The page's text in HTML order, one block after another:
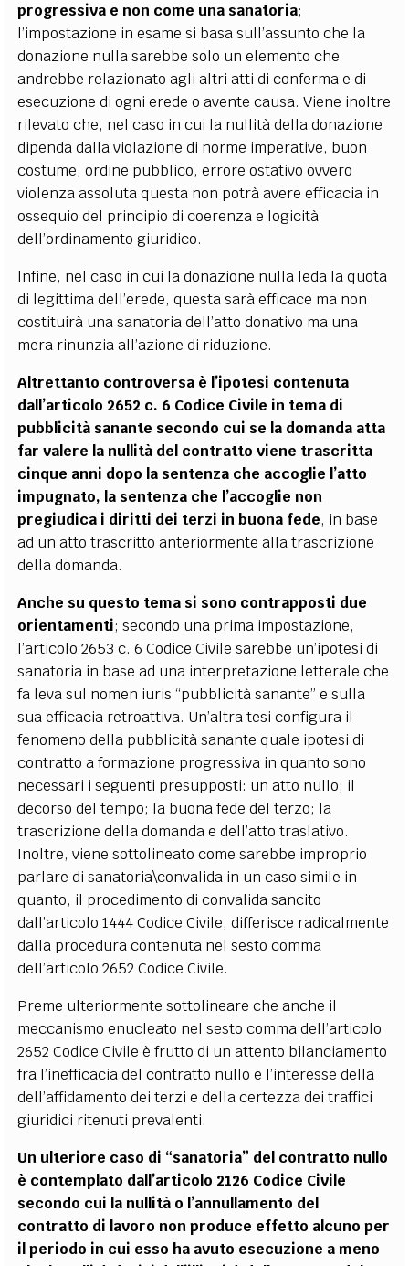
progressiva e non come una sanatoria;
l’impostazione in esame si basa sull’assunto che la
donazione nulla sarebbe solo un elemento che
andrebbe relazionato agli altri atti di conferma e di
esecuzione di ogni erede o avente causa. Viene inoltre
rilevato che, nel caso in cui la nullità della donazione
dipenda dalla violazione di norme imperative, buon
costume, ordine pubblico, errore ostativo ovvero
violenza assoluta questa non potrà avere efficacia in
ossequio del principio di coerenza e logicità
dell’ordinamento giuridico.
Infine, nel caso in cui la donazione nulla leda la quota
di legittima dell’erede, questa sarà efficace ma non
costituirà una sanatoria dell’atto donativo ma una
mera rinunzia all’azione di riduzione.
Altrettanto controversa è l’ipotesi contenuta
dall’articolo 2652 c. 6 Codice Civile in tema di
pubblicità sanante secondo cui se la domanda atta
far valere la nullità del contratto viene trascritta
cinque anni dopo la sentenza che accoglie l’atto
impugnato, la sentenza che l’accoglie non
pregiudica i diritti dei terzi in buona fede, in base
ad un atto trascritto anteriormente alla trascrizione
della domanda.
Anche su questo tema si sono contrapposti due
orientamenti; secondo una prima impostazione,
l’articolo 2653 c. 6 Codice Civile sarebbe un’ipotesi di
sanatoria in base ad una interpretazione letterale che
fa leva sul nomen iuris “pubblicità sanante” e sulla
sua efficacia retroattiva. Un’altra tesi configura il
fenomeno della pubblicità sanante quale ipotesi di
contratto a formazione progressiva in quanto sono
necessari i seguenti presupposti: un atto nullo; il
decorso del tempo; la buona fede del terzo; la
trascrizione della domanda e dell’atto traslativo.
Inoltre, viene sottolineato come sarebbe improprio
parlare di sanatoria\convalida in un caso simile in
quanto, il procedimento di convalida sancito
dall’articolo 1444 Codice Civile, differisce radicalmente
dalla procedura contenuta nel sesto comma
dell’articolo 2652 Codice Civile.
Preme ulteriormente sottolineare che anche il
meccanismo enucleato nel sesto comma dell’articolo
2652Codice Civile è frutto di un attento bilanciamento
fra l’inefficacia del contratto nullo e l’interesse della
dell’affidamento dei terzi e della certezza dei traffici
giuridici ritenuti prevalenti.
Un ulteriore caso di “sanatoria” del contratto nullo
è contemplato dall’articolo 2126 Codice Civile
secondo cui la nullità o l’annullamento del
contratto di lavoro non produce effetto alcuno per
il periodo in cui esso ha avuto esecuzione a meno